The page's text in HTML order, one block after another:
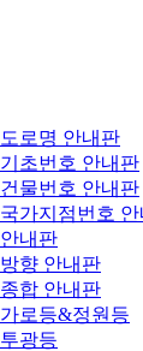
로명 안내판
초번호 안내판
물번호 안내판
가지점번호
내판
향 안내판
합 안내판
로등&정원등
광등